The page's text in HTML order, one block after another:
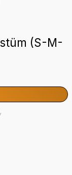
(S-M-